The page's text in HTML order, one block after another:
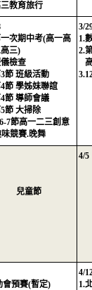
教育旅行
次期中考(高一高
三)
檢查
3節 班級活動
4節 學姊妹聯誼
4節 導師會議
5節 大掃除
6-7節高一二三創意
味競賽.晚舞
3/
1.
2.
兒童節
4/5
會預賽(暫定)
4/
1.